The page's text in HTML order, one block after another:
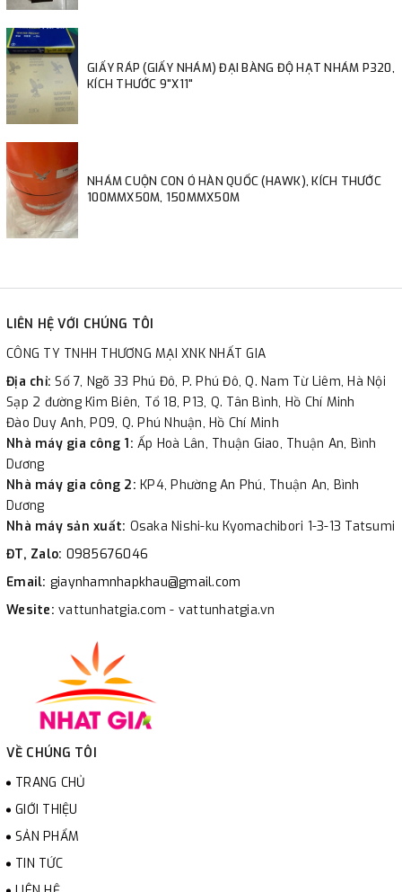
GIẤY RÁP (GIẤY NHÁM) ĐẠI BÀNG ĐỘ HẠT NHÁM P320,
KÍCH THƯỚC 9"X11"
NHÁM CUỘN CON Ó HÀN QUỐC (HAWK), KÍCH THƯỚC
100MMX50M, 150MMX50M
LIÊN HỆ VỚI CHÚNG TÔI
CÔNG TY TNHH THƯƠNG MẠI XNK NHẤT GIA
Địa chỉ:Số 7, Ngõ 33 Phú Đô, P. Phú Đô, Q. Nam Từ Liêm, Hà Nội
Sạp 2 đường Kim Biên, Tổ 18, P13, Q. Tân Bình, Hồ Chí Minh
Đào Duy Anh, P09, Q. Phú Nhuận, Hồ Chí Minh
Nhà máy gia công 1: Ấp Hoà Lân, Thuận Giao, Thuận An, Bình
Dương
Nhà máy gia công 2: KP4, Phường An Phú, Thuận An, Bình
Dương
Nhà máy sản xuất: Osaka Nishi-ku Kyomachibori 1-3-13 Tatsumi
ĐT, Zalo: 0985676046
Email: giaynhamnhapkhau@gmail.com
Wesite: vattunhatgia.com - vattunhatgia.vn
VỀ CHÚNG TÔI
TRANG CHỦ
GIỚI THIỆU
SẢN PHẨM
TIN TỨC